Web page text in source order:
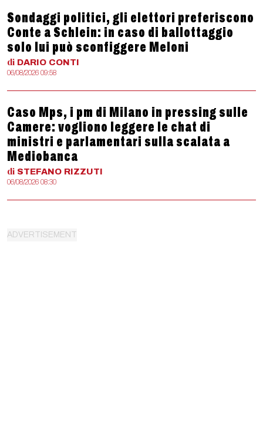
Sondaggi politici, gli elettori preferiscono
Conte a Schlein: in caso di ballottaggio
solo lui può sconfiggere Meloni
di DARIO CONTI
06/08/2026 09:58
Caso Mps, i pm di Milano in pressing sulle
Camere: vogliono leggere le chat di
ministri e parlamentari sulla scalata a
Mediobanca
di STEFANO RIZZUTI
06/08/2026 08:30